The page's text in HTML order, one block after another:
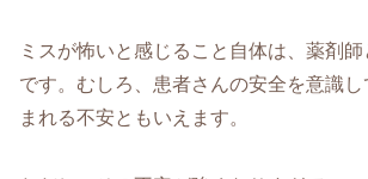
ミスが怖いと感じること自体は、薬剤
です。むしろ、患者さんの安全を意識
まれる不安ともいえます。